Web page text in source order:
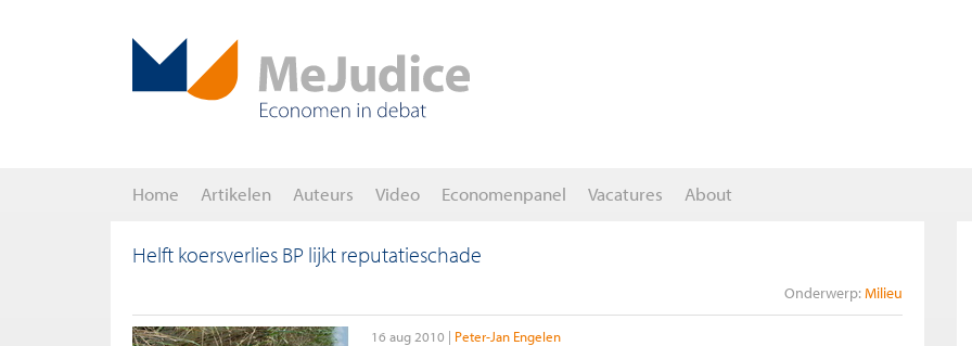
Home Artikelen Auteurs Video Economenpanel Vacatures About
Helft koersverlies BP lijkt reputatieschade
Onderwerp: Milieu
16 aug 2010 Peter-Jan Engelen